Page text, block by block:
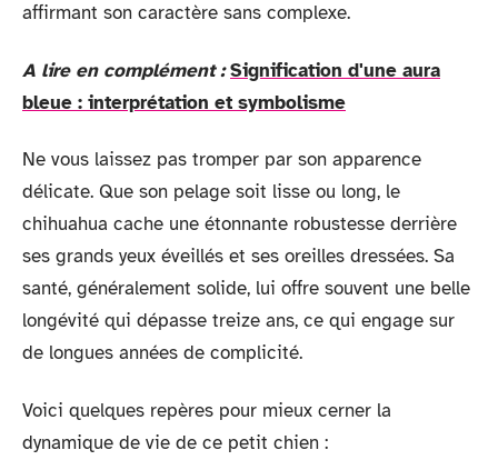
affirmant son caractère sans complexe.
A lire en complément : Signification d'une aura
bleue : interprétation et symbolisme
Ne vous laissez pas tromper par son apparence
délicate. Que son pelage soit lisse ou long, le
chihuahua cache une étonnante robustesse derrière
ses grands yeux éveillés et ses oreilles dressées. Sa
santé, généralement solide, lui offre souvent une belle
longévité qui dépasse treize ans, ce qui engage sur
de longues années de complicité.
Voici quelques repères pour mieux cerner la
dynamique de vie de ce petit chien :